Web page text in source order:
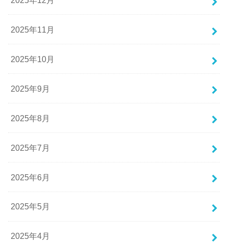
2025年11月
2025年10月
2025年9月
2025年8月
2025年7月
2025年6月
2025年5月
2025年4月